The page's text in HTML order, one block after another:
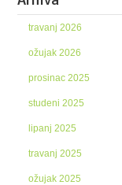
travanj 2026
ožujak 2026
prosinac 2025
studeni 2025
lipanj 2025
travanj 2025
ožujak 2025